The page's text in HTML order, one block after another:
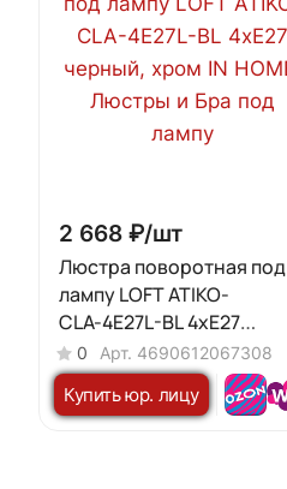
2 668 ₽/шт
Люстра поворотная под
лампу LOFT ATIKO-
СLА-4E27L-BL 4хЕ27
черный, хром IN HOME
0 Арт. 4690612067308
Купить юр. лицу